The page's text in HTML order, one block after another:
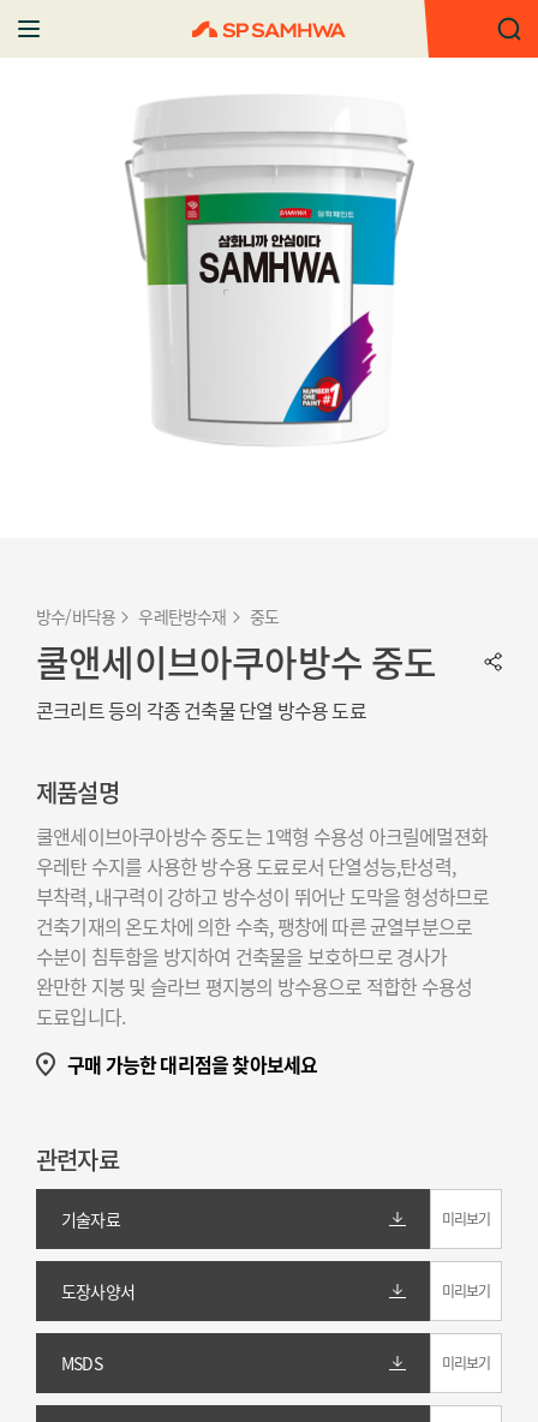
방수/바닥용 우레탄방수재 중도
쿨앤세이브아쿠아방수 중도
콘크리트 등의 각종 건축물 단열 방수용 도료
제품설명
쿨앤세이브아쿠아방수 중도는 1액형 수용성 아크릴에멀젼화
우레탄 수지를 사용한 방수용 도료로서 단열성능,탄성력,
부착력, 내구력이 강하고 방수성이 뛰어난 도막을 형성하므로
건축기재의 온도차에 의한 수축, 팽창에 따른 균열부분으로
수분이 침투함을 방지하여 건축물을 보호하므로 경사가
완만한 지붕 및 슬라브 평지붕의 방수용으로 적합한 수용성
도료입니다.
구매 가능한 대리점을 찾아보세요
관련자료
기술자료 미리보기
도장사양서 미리보기
MSDS 미리보기